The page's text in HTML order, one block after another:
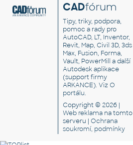
CADfórum
Tipy, triky, podpora,
pomoc a rady pro
AutoCAD, LT, Inventor,
Revit, Map, Civil 3D, 3ds
Max, Fusion, Forma,
Vault, PowerMill a další
Autodesk aplikace
(support firmy
ARKANCE). VizO
portálu.
Copyright © 2026 |
Web reklama na tomto
serveru |Ochrana
soukromí, podmínky